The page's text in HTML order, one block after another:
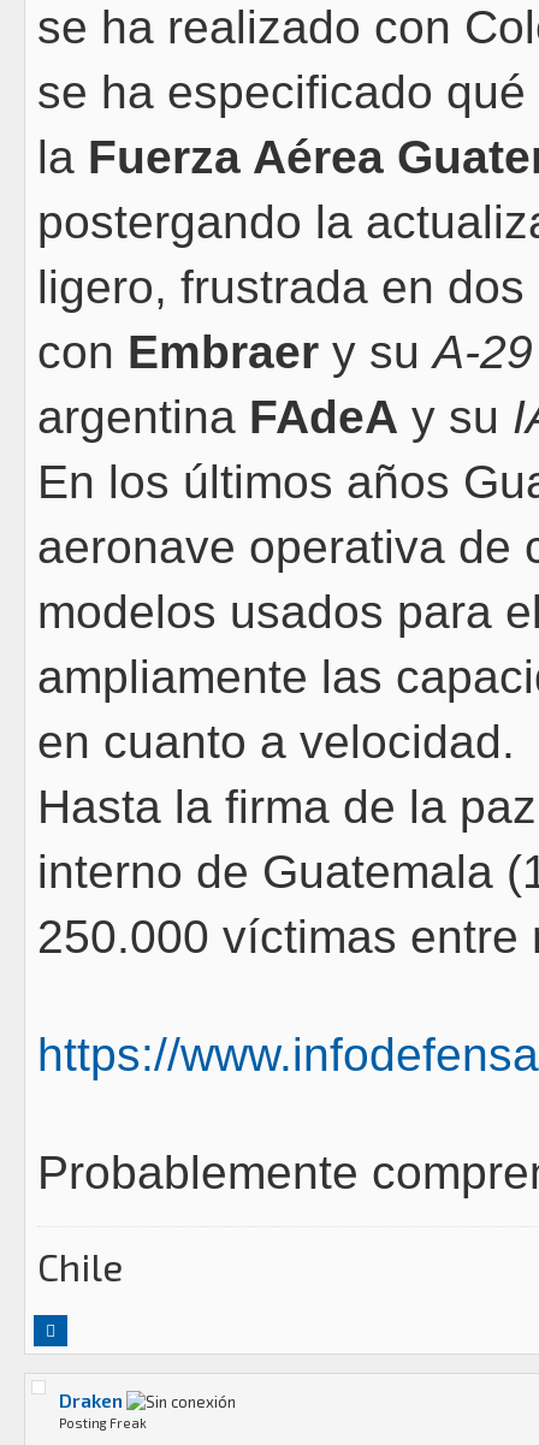
se ha realizado con
se ha especificado
la Fuerza Aérea
postergando la
ligero, frustrada en
con Embraer y su A-
argentina FAdeA y su
En los últimos años
aeronave operativa de
modelos usados para
ampliamente las
en cuanto a velocidad.
Hasta la firma de la
interno de Guatemala
250.000 víctimas
https://
Probablemente
Chile
Draken
Posting Freak